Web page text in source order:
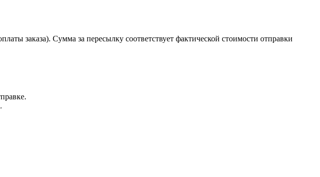
заказа). Сумма за пересылку соответствует фактической стоимости отправки